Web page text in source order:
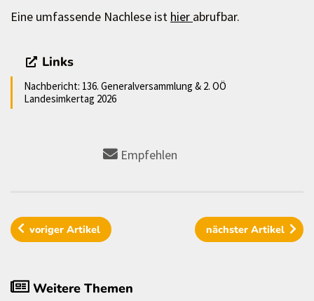
Eine umfassende Nachlese ist hier abrufbar.
Links
Nachbericht: 136. Generalversammlung & 2. OÖ
Landesimkertag 2026
Empfehlen
vorigerArtikel nächster Artikel
Weitere Themen